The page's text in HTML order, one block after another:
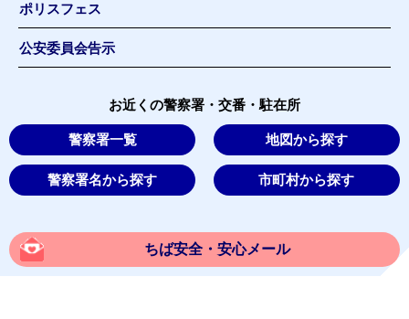
ポリスフェス
公安委員会告示
お近くの警察署・交番・駐在所
警察署一覧 地図から探す
警察署名から探す 市町村から探す
ちば安全・安心メール